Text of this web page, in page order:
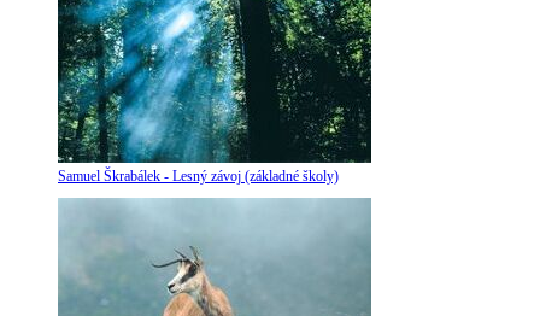
Samuel Škrabálek - Lesný závoj (základné školy)